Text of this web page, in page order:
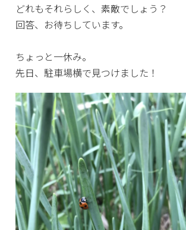
どれもそれらしく、素敵でしょう？
回答、お待ちしています。
ちょっと一休み。
先日、駐車場横で見つけました！